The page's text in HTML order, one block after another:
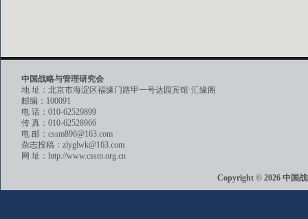
中国战略与管理研究会
地 址：北京市海淀区福缘门路甲一号达园宾馆·汇缘阁
邮编：100091
电 话：010-62529899
传 真：010-62528966
电 邮：cssm896@163.com
杂志投稿：zlyglwk@163.com
网 址：http://www.cssm.org.cn
Copyright © 2026 中国